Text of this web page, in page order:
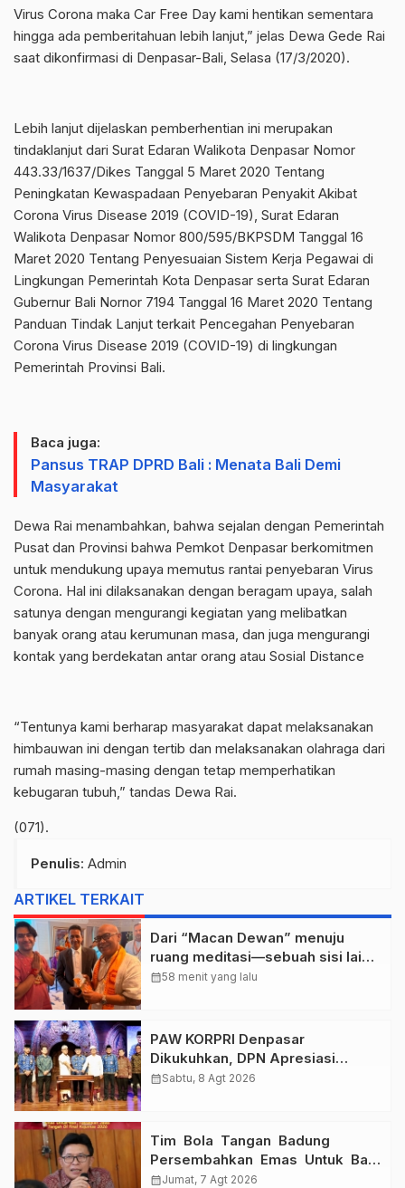
Virus Corona maka Car Free Day kami hentikan sementara
hingga ada pemberitahuan lebih lanjut,” jelas Dewa Gede Rai
saat dikonfirmasi di Denpasar-Bali, Selasa (17/3/2020).
Lebih lanjut dijelaskan pemberhentian ini merupakan
tindaklanjut dari Surat Edaran Walikota Denpasar Nomor
443.33/1637/Dikes Tanggal 5 Maret 2020 Tentang
Peningkatan Kewaspadaan Penyebaran Penyakit Akibat
Corona Virus Disease 2019 (COVID-19), Surat Edaran
Walikota Denpasar Nomor 800/595/BKPSDM Tanggal 16
Maret 2020 Tentang Penyesuaian Sistem Kerja Pegawai di
Lingkungan Pemerintah Kota Denpasar serta Surat Edaran
Gubernur Bali Nornor 7194 Tanggal 16 Maret 2020 Tentang
Panduan Tindak Lanjut terkait Pencegahan Penyebaran
Corona Virus Disease 2019 (COVID-19) di lingkungan
Pemerintah Provinsi Bali.
Baca juga:
Pansus TRAP DPRD Bali : Menata Bali Demi
Masyarakat
Dewa Rai menambahkan, bahwa sejalan dengan Pemerintah
Pusat dan Provinsi bahwa Pemkot Denpasar berkomitmen
untuk mendukung upaya memutus rantai penyebaran Virus
Corona. Hal ini dilaksanakan dengan beragam upaya, salah
satunya dengan mengurangi kegiatan yang melibatkan
banyak orang atau kerumunan masa, dan juga mengurangi
kontak yang berdekatan antar orang atau Sosial Distance
“Tentunya kami berharap masyarakat dapat melaksanakan
himbauwan ini dengan tertib dan melaksanakan olahraga dari
rumah masing-masing dengan tetap memperhatikan
kebugaran tubuh,” tandas Dewa Rai.
(071).
Penulis: Admin
ARTIKEL TERKAIT
Dari “Macan Dewan” menuju
ruang meditasi—sebuah sisi lain I
Dewa Nyoman Rai Bertemu Baba
calendar_month58 menit yang lalu
PAW KORPRI Denpasar
Dikukuhkan, DPN Apresiasi
“Sembagi Arutala” untuk Lindungi
calendar_monthSabtu, 8 Agt 2026
Tim Bola Tangan Badung
Persembahkan Emas Untuk Bali
, Taklukkan Jawa Tengah Di
calendar_monthJumat, 7 Agt 2026